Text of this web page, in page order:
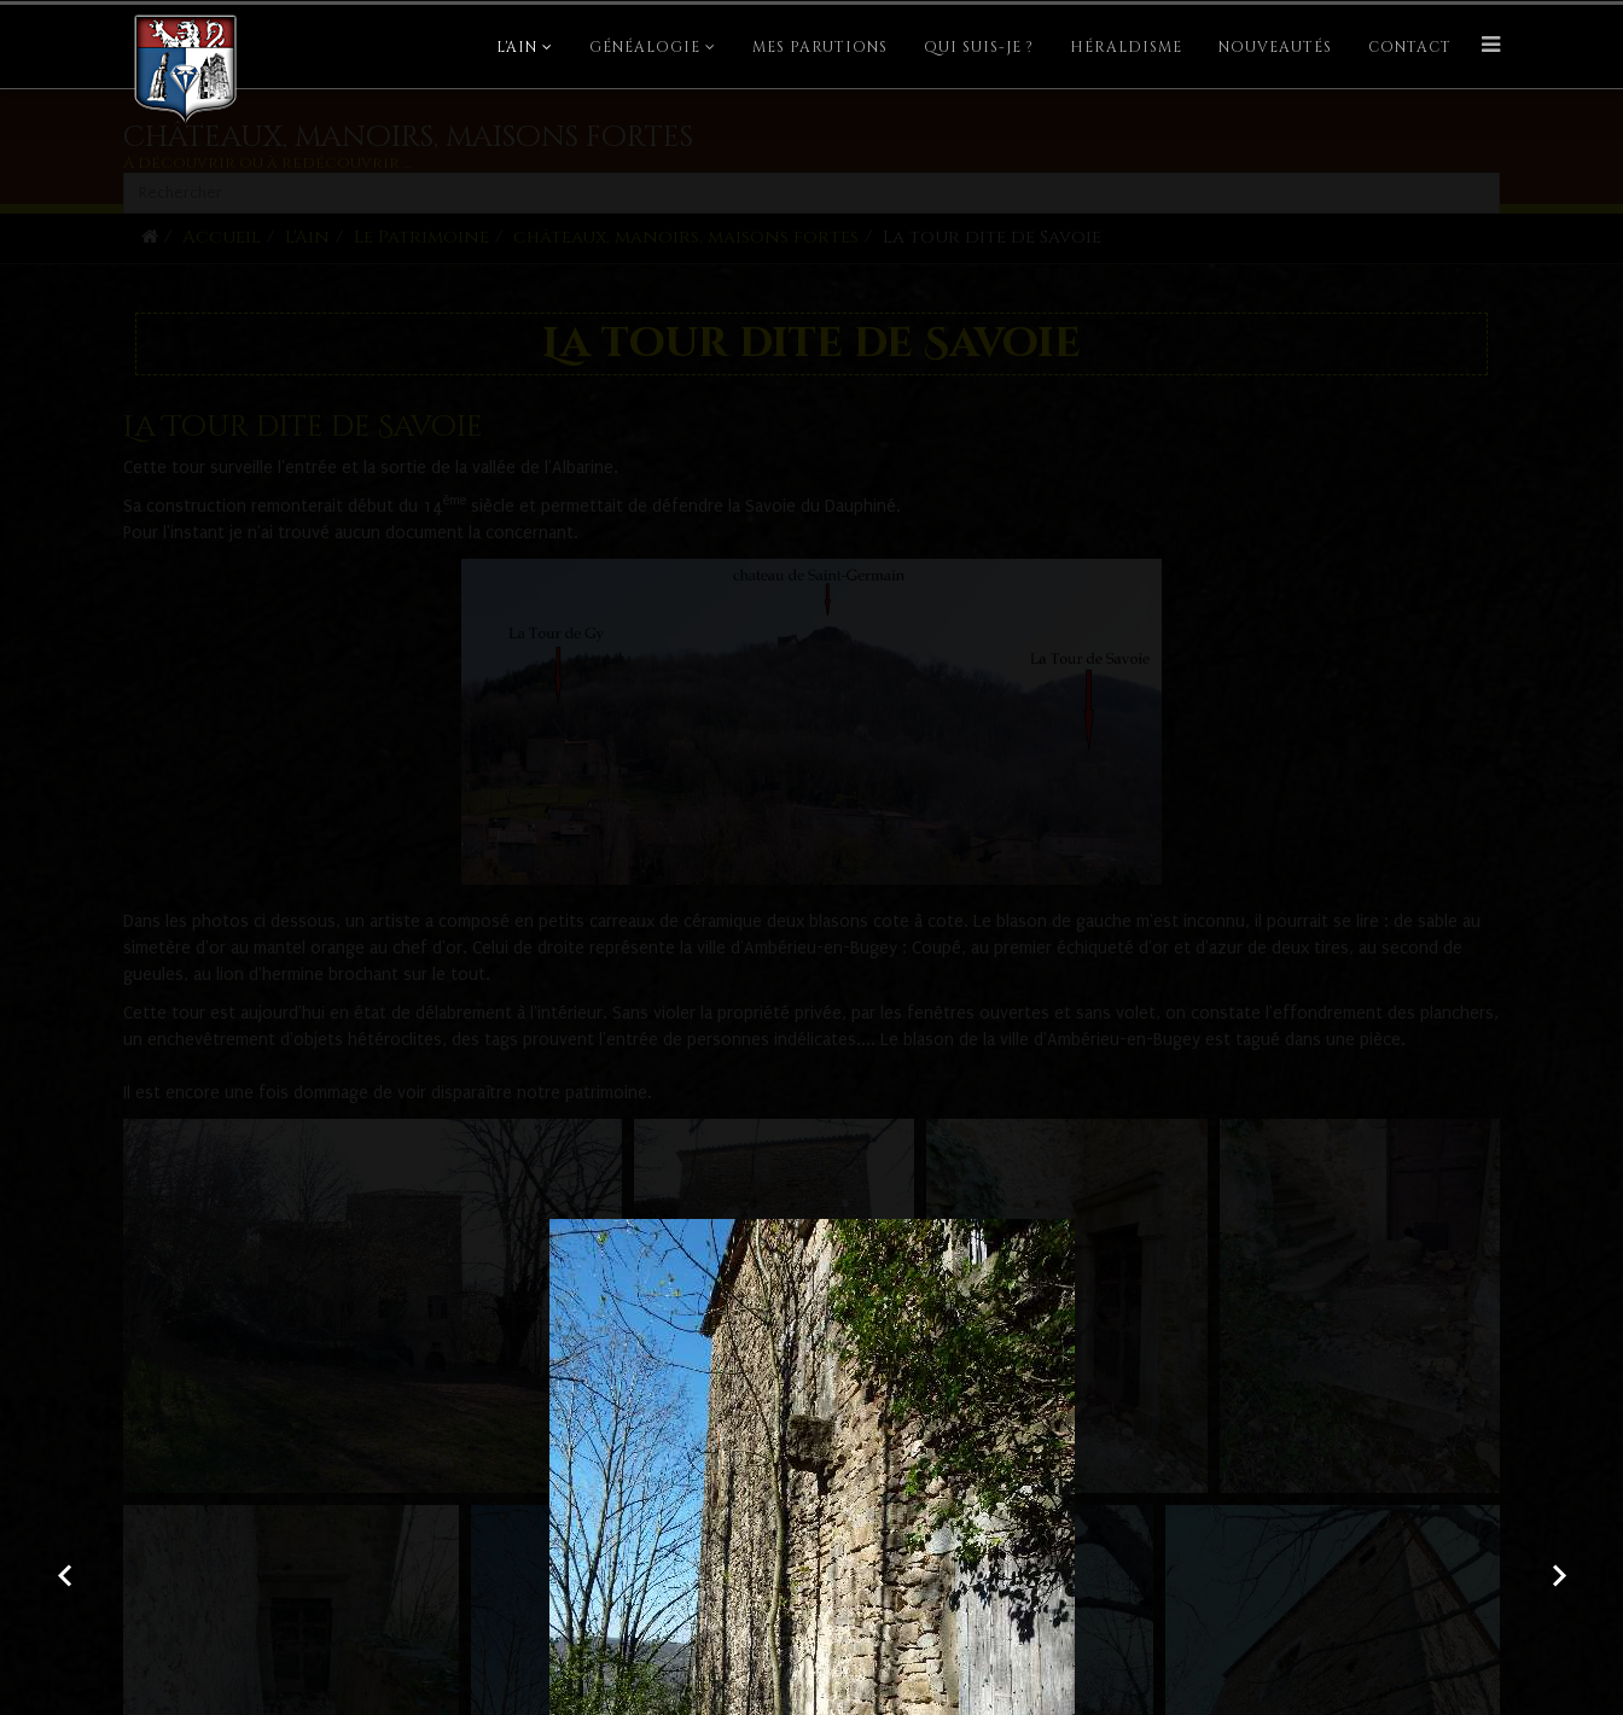
L'AIN GÉNÉALOGIE MES PARUTIONS QUI SUIS-JE ? HÉRALDISME NOUVEAUTÉS CONTACT
châteaux, manoirs, maisons fortes
La tour dite de Savoie
La tour dite de Savoie
Cette tour surveille l'entrée et la sortie de la vallée de l'Albarine.
Sa construction remonterait début du 14
siècle et permettait de défendre la Savoie du Dauphiné.
Pour l'instant je n'ai trouvé aucun document la concernant.
Dans les photos ci dessous, un artiste a composé en petits carreaux de céramique deux blasons cote à cote. Le blason de gauche m'est inconnu, il pourrait se lire : de sable au
simetère d'or au mantel orange au chef d'or. Celui de droite représente la ville d'Ambérieu-en-Bugey :
Coupé, au premier échiqueté d'or et d'azur de deux tires, au second de
gueules, au lion d'hermine brochant sur le tout
Cette tour est aujourd'hui en état de délabrement à l'intérieur. Sans violer la propriété privée, par les fenêtres ouvertes et sans volet, on constate l'effondrement des planchers,
un enchevêtrement d'objets hétéroclites, des tags prouvent l'entrée de personnes indélicates.... Le blason de la ville d'Ambérieu-en-Bugey est tagué dans une pièce.
Il est encore une fois dommage de voir disparaître notre patrimoine.